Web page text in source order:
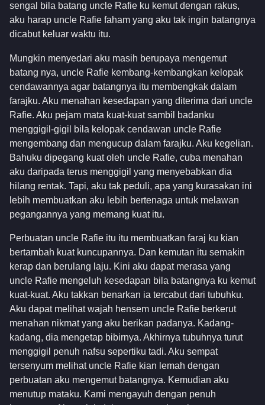
sengal bila batang uncle Rafie ku kemut dengan rakus,
aku harap uncle Rafie faham yang aku tak ingin batangnya
dicabut keluar waktu itu.
Mungkin menyedari aku masih berupaya mengemut
batang nya, uncle Rafie kembang-kembangkan kelopak
cendawannya agar batangnya itu membengkak dalam
farajku. Aku menahan kesedapan yang diterima dari uncle
Rafie. Aku pejam mata kuat-kuat sambil badanku
menggigil-gigil bila kelopak cendawan uncle Rafie
mengembang dan mengucup dalam farajku. Aku kegelian.
Bahuku dipegang kuat oleh uncle Rafie, cuba menahan
aku daripada terus menggigil yang menyebabkan dia
hilang rentak. Tapi, aku tak peduli, apa yang kurasakan ini
lebih membuatkan aku lebih bertenaga untuk melawan
pegangannya yang memang kuat itu.
Perbuatan uncle Rafie itu itu membuatkan faraj ku kian
bertambah kuat kuncupannya. Dan kemutan itu semakin
kerap dan berulang laju. Kini aku dapat merasa yang
uncle Rafie mengeluh kesedapan bila batangnya ku kemut
kuat-kuat. Aku takkan benarkan ia tercabut dari tubuhku.
Aku dapat melihat wajah hensem uncle Rafie berkerut
menahan nikmat yang aku berikan padanya. Kadang-
kadang, dia mengetap bibirnya. Akhirnya tubuhnya turut
menggigil penuh nafsu sepertiku tadi. Aku sempat
tersenyum melihat uncle Rafie kian lemah dengan
perbuatan aku mengemut batangnya. Kemudian aku
menutup mataku. Kami mengayuh dengan penuh